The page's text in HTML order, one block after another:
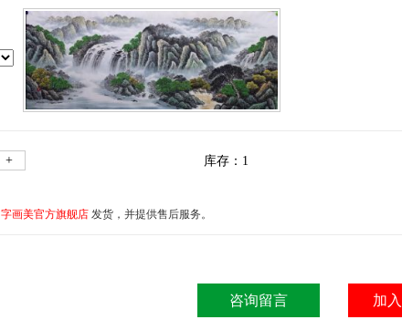
+ 库存： 1
字画美官方旗舰店 发货，并提供售后服务。